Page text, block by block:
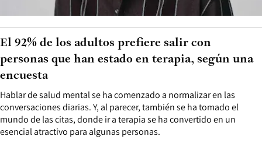
Hablar de salud mental se ha comenzado a normalizar en las
conversaciones diarias. Y, al parecer, también se ha tomado el
mundo de las citas, donde ir a terapia se ha convertido en un
esencial atractivo para algunas personas.
El 92% de los adultos prefiere salir con
personas que han estado en terapia, según una
encuesta